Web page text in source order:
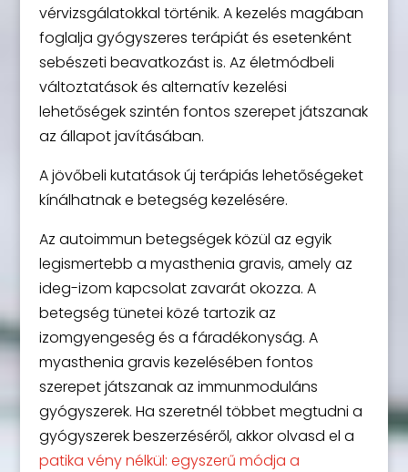
vérvizsgálatokkal történik. A kezelés magában
foglalja gyógyszeres terápiát és esetenként
sebészeti beavatkozást is. Az életmódbeli
változtatások és alternatív kezelési
lehetőségek szintén fontos szerepet játszanak
az állapot javításában.
A jövőbeli kutatások új terápiás lehetőségeket
kínálhatnak e betegség kezelésére.
Az autoimmun betegségek közül az egyik
legismertebb a myasthenia gravis, amely az
ideg-izom kapcsolat zavarát okozza. A
betegség tünetei közé tartozik az
izomgyengeség és a fáradékonyság. A
myasthenia gravis kezelésében fontos
szerepet játszanak az immunmoduláns
gyógyszerek. Ha szeretnél többet megtudni a
gyógyszerek beszerzéséről, akkor olvasd el a
patika vény nélkül: egyszerű módja a